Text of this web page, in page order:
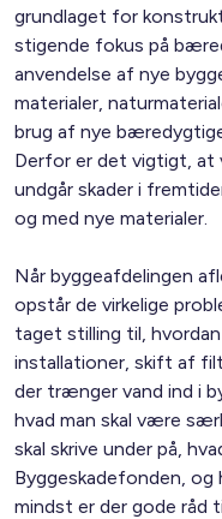
grundlaget for
stigende fokus på
anvendelse af nye
materialer,
brug af nye
Derfor er det vigtigt, at
undgår skader i
og med nye materialer.
Når byggeafdelingen
opstår de virkelige
taget stilling til,
installationer, skift af
der trænger vand ind i
hvad man skal være
skal skrive under på,
Byggeskadefonden, og
mindst er der gode råd